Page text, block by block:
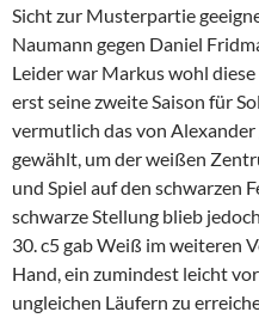
Sicht zur Musterpartie
Naumann gegen Daniel
Leider war Markus wohl
erst seine zweite Saison für
vermutlich das von
gewählt, um der weißen
und Spiel auf den schwarzen
schwarze Stellung blieb
30. c5 gab Weiß im weiteren
Hand, ein zumindest leicht
ungleichen Läufern zu